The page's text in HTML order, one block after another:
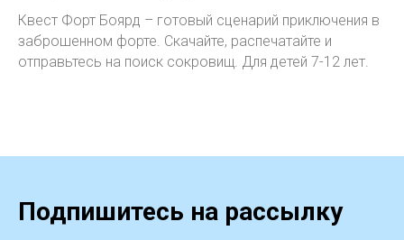
Квест Форт Боярд – готовый сценарий приключения в
заброшенном форте. Скачайте, распечатайте и
отправьтесь на поиск сокровищ. Для детей 7-12 лет.
Подпишитесь на рассылку